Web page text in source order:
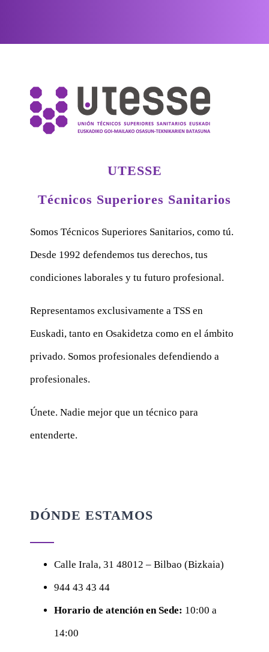
UTESSE
Técnicos Superiores Sanitarios
Somos Técnicos Superiores Sanitarios, como tú.
Desde 1992 defendemos tus derechos, tus
condiciones laborales y tu futuro profesional.
Representamos exclusivamente a TSS en
Euskadi, tanto en Osakidetza como en el ámbito
privado. Somos profesionales defendiendo a
profesionales.
Únete. Nadie mejor que un técnico para
entenderte.
DÓNDE ESTAMOS
Calle Irala, 31 48012 – Bilbao (Bizkaia)
944 43 43 44
Horario de atención en Sede: 10:00 a
14:00